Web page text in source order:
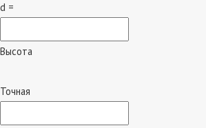
d =
Высота
Точная